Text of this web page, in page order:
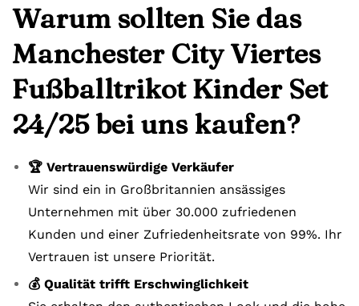
Warum sollten Sie das
Manchester City Viertes
Fußballtrikot Kinder Set
24/25 bei uns kaufen?
🏆 Vertrauenswürdige Verkäufer
Wir sind ein in Großbritannien ansässiges
Unternehmen mit über 30.000 zufriedenen
Kunden und einer Zufriedenheitsrate von 99%. Ihr
Vertrauen ist unsere Priorität.
💰 Qualität trifft Erschwinglichkeit